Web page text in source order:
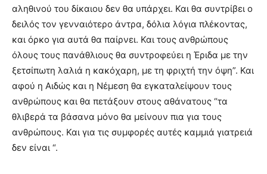
αληθινού του δίκαιου δεν θα υπάρχει. Και θα συντρίβει ο
δειλός τον γενναιότερο άντρα, δόλια λόγια πλέκοντας,
και όρκο για αυτά θα παίρνει. Και τους ανθρώπους
όλους τους πανάθλιους θα συντροφεύει η Έριδα με την
ξετσίπωτη λαλιά η κακόχαρη, με τη φριχτή την όψη”. Και
αφού η Αιδώς και η Νέμεση θα εγκαταλείψουν τους
ανθρώπους και θα πετάξουν στους αθάνατους “τα
θλιβερά τα βάσανα μόνο θα μείνουν πια για τους
ανθρώπους. Και για τις συμφορές αυτές καμμιά γιατρειά
δεν είναι “.